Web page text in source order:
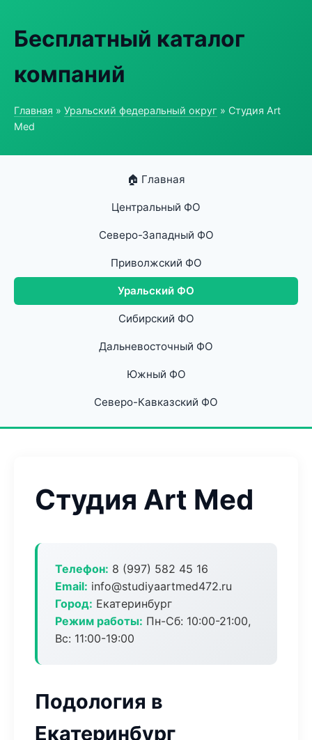
Бесплатный каталог
компаний
Главная » Уральский федеральный округ » Студия Art
Med
🏠 Главная
Центральный ФО
Северо-Западный ФО
Приволжский ФО
Уральский ФО
Сибирский ФО
Дальневосточный ФО
Южный ФО
Северо-Кавказский ФО
Студия Art Med
Телефон: 8 (997) 582 45 16
Email: info@studiyaartmed472.ru
Город: Екатеринбург
Режим работы: Пн-Сб: 10:00-21:00,
Вс: 11:00-19:00
Подология в
Екатеринбург